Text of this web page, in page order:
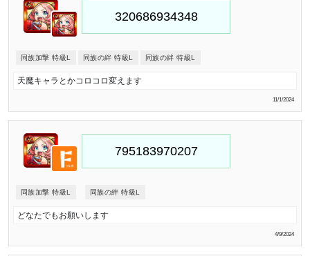
同族加撃 特級L 同族の絆 特級L 同族の絆 特級L
天魔キャラとかコロコロ変えます
11/1/2024
同族加撃 特級L 同族の絆 特級L
どなたでもお願いします
4/9/2024